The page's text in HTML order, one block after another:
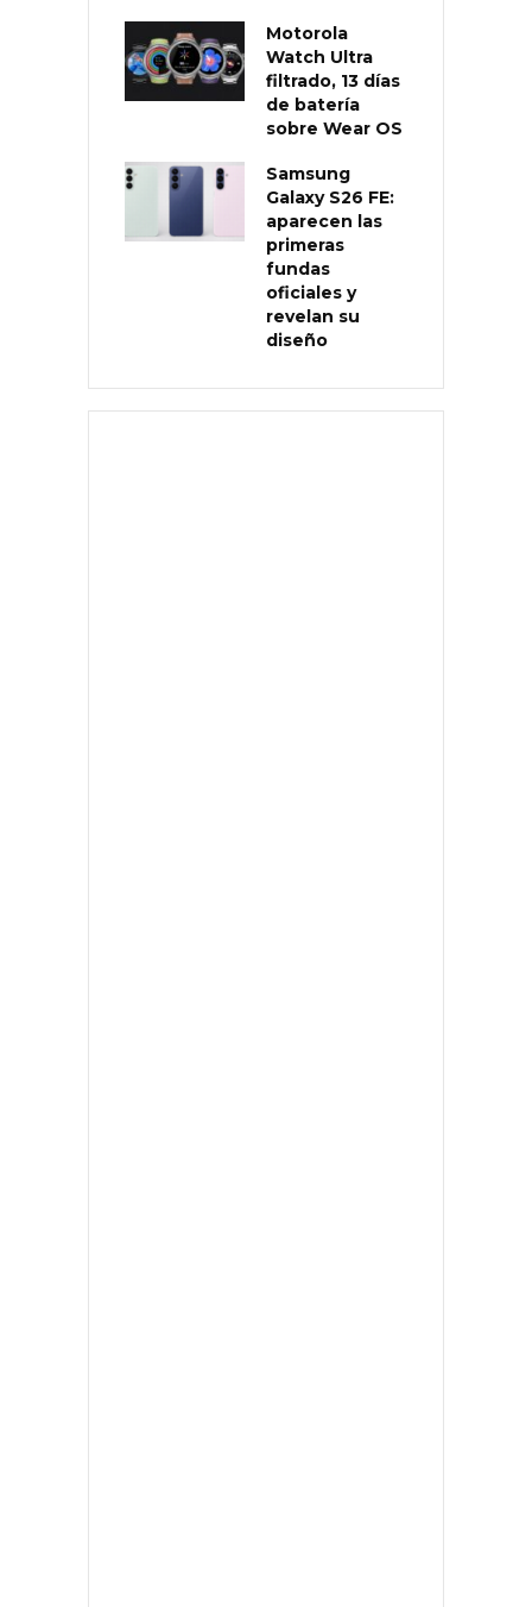
Motorola
Watch Ultra
filtrado, 13 días
de batería
sobre Wear OS
Samsung
Galaxy S26 FE:
aparecen las
primeras
fundas
oficiales y
revelan su
diseño